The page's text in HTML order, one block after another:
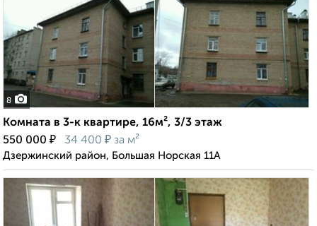
8
Комната в 3-к квартире, 16м², 3/3 этаж
550 000 ₽ 34 400 ₽ за м²
Дзержинский район, Большая Норская 11А